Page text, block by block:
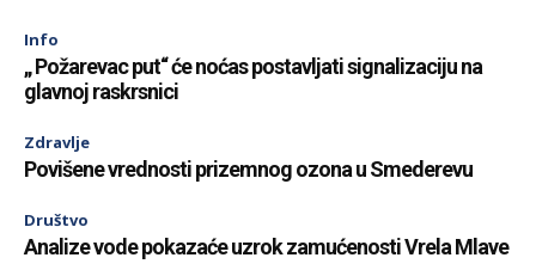
Info
„ Požarevac put“ će noćas postavljati signalizaciju na
glavnoj raskrsnici
Zdravlje
Povišene vrednosti prizemnog ozona u Smederevu
Društvo
Analize vode pokazaće uzrok zamućenosti Vrela Mlave